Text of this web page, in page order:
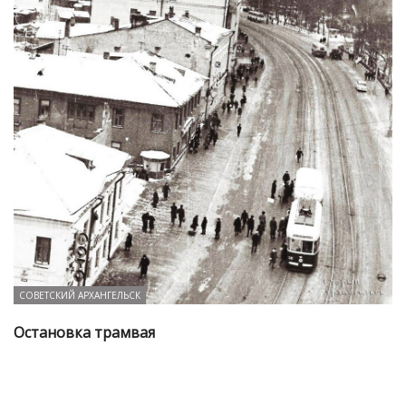
СОВЕТСКИЙ АРХАНГЕЛЬСК
Остановка трамвая